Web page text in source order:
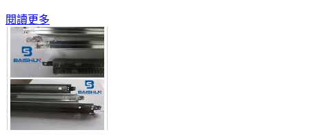
閱讀更多